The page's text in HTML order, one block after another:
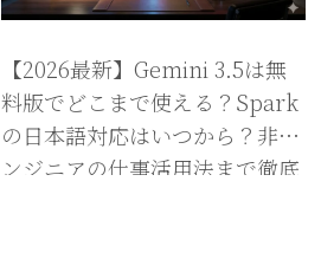
【2026最新】Gemini 3.5は無
料版でどこまで使える？Spark
の日本語対応はいつから？非エ
ンジニアの仕事活用法まで徹底